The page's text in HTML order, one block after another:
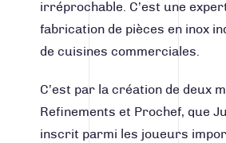
irréprochable. C’est une
fabrication de pièces en inox
de cuisines commerciales.
C’est par la création de deux
Refinements et Prochef, que
inscrit parmi les joueurs